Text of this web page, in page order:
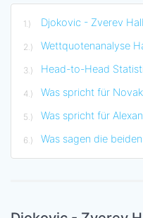
Djokovic - Zverev
Wettquotenanalyse
Head-to-Head
Was spricht für
Was spricht für
Was sagen die